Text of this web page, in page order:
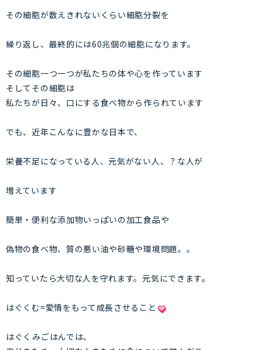
その細胞が数えきれないくらい細胞分裂を
繰り返し、最終的には60兆個の細胞になります。
その細胞一つ一つが私たちの体や心を作っています
そしてその細胞は
私たちが日々、口にする食べ物から作られています
でも、近年こんなに豊かな日本で、
栄養不足になっている人、元気がない人、？な人が
増えています
簡単・便利な添加物いっぱいの加工食品や
偽物の食べ物、質の悪い油や砂糖や環境問題。。
知っていたら大切な人を守れます。元気にできます。
はぐくむ=愛情をもって成長させること
はぐくみごはんでは、